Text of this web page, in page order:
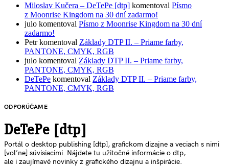
Miloslav Kučera – DeTePe [dtp] komentoval Písmo
z Moonrise Kingdom na 30 dní zadarmo!
julo komentoval Písmo z Moonrise Kingdom na 30 dní
zadarmo!
Petrkomentoval Základy DTP II. – Priame farby,
PANTONE, CMYK, RGB
julo komentoval Základy DTP II. – Priame farby,
PANTONE, CMYK, RGB
DeTePe komentoval Základy DTP II. – Priame farby,
PANTONE, CMYK, RGB
ODPORÚČAME
DeTePe [dtp]
Portál o desktop publishing [dtp], grafickom dizajne a veciach s nimi
[voľne] súvisiacimi. Nájdete tu užitočné informácie o dtp,
ale i zaujímavé novinky z grafického dizajnu a inšpirácie.